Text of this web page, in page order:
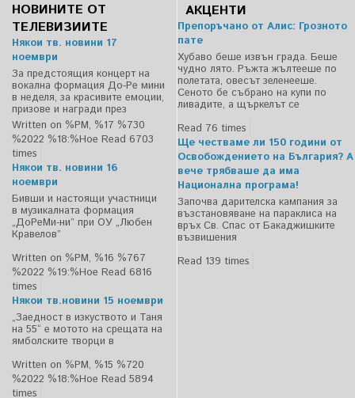
НОВИНИТЕ ОТ
ТЕЛЕВИЗИИТЕ
Някои тв. новини 17
ноември
За предстоящия концерт на
вокална формация До-Ре мини
в неделя, за красивите емоции,
призове и награди през
Written on %PM, %17 %730
%2022 %18:%Ное Read 6703
times
Някои тв. новини 16
ноември
Бивши и настоящи участници
в музикалната формация
„ДоРеМи-ни” при ОУ „Любен
Кравелов”
Written on %PM, %16 %767
%2022 %19:%Ное Read 6816
times
Някои тв.новини 15 ноември
„Заедност в изкуството и Таня
на 55“ е мотото на срещата на
ямболските творци в
Written on %PM, %15 %720
%2022 %18:%Ное Read 5894
times
АКЦЕНТИ
Препоръчано от Алис: Грозното
пате
Хубаво беше извън града. Беше
чудно лято. Ръжта жълтееше по
полетата, овесът зеленееше.
Сеното бе събрано на купи по
ливадите, а щъркелът се
Read 76 times
Ще честваме ли 150 години от
Освобождението на България? А
вече трябваше да има
Национална програма!
Започва дарителска кампания за
възстановяване на параклиса на
връх Св. Спас от Бакаджишките
възвишения
Read 139 times